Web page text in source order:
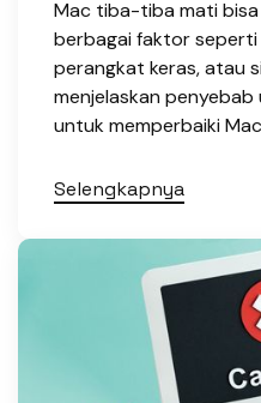
Mac tiba-tiba mati
berbagai faktor seperti
perangkat keras, atau
menjelaskan
untuk memperbaiki
Selengkapnya